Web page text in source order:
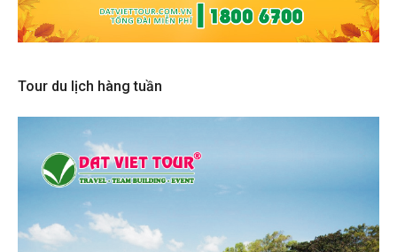
Tour du lịch hàng tuần